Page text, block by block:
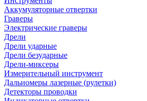
Аккумуляторные отвертки
Граверы
Электрические граверы
Дрели
Дрели ударные
Дрели безударные
Дрели-миксеры
Измерительный инструмент
Дальномеры лазерные (рулетки)
Детекторы проводки